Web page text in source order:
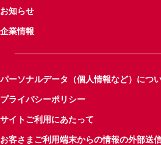
お知らせ
企業情報
パーソナルデータ（個人情報など）につ
プライバシーポリシー
サイトご利用にあたって
お客さまご利用端末からの情報の外部送